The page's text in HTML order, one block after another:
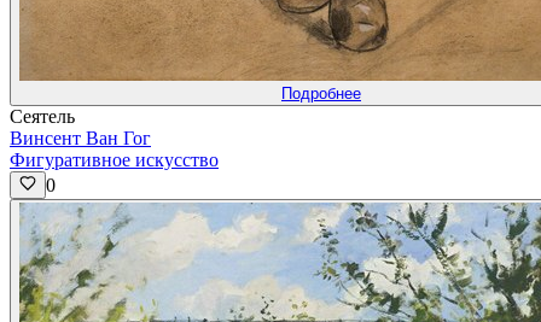
Подробнее
Сеятель
Винсент Ван Гог
Фигуративное искусство
0